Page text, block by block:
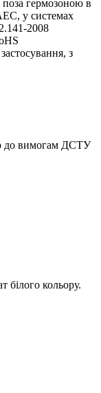
поза гермозоною в
у системах
2008
з
до вимогам ДСТУ
білого кольору.